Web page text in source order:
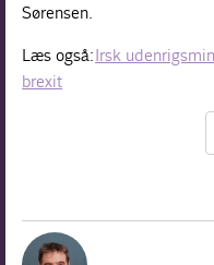
Sørensen.
Læs også:Irsk
brexit